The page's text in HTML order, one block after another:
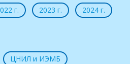
г. 2023 г.
2024 г.
ЦНИЛ и ИЭМБ